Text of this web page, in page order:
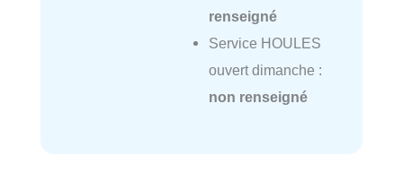
renseigné
Service HOULES
ouvert dimanche :
non renseigné